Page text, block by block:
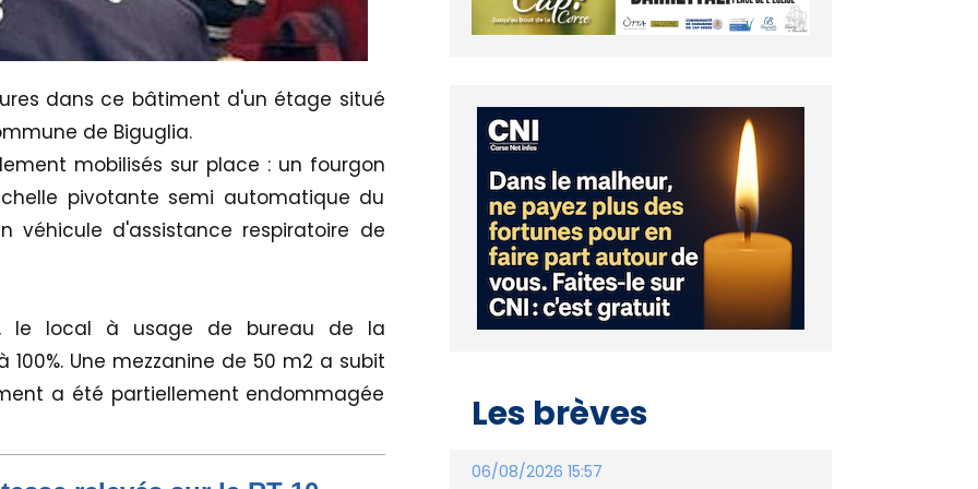
dans ce bâtiment d'un étage situé
de Biguglia.
mobilisés sur place : un fourgon
pivotante semi automatique du
véhicule d'assistance respiratoire de
le local à usage de bureau de la
Une mezzanine de 50 m2 a subit
a été partiellement endommagée
Les brèves
06/08/2026 15:57